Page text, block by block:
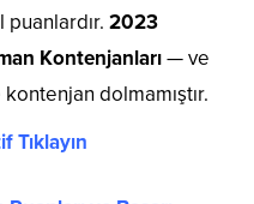
puanlardır. 2023
Kontenjanları— ve
dolmamıştır.
Tıklayın